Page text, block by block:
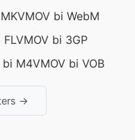
MOV bi WebM
FLVMOV bi 3GP
bi M4VMOV bi VOB
→